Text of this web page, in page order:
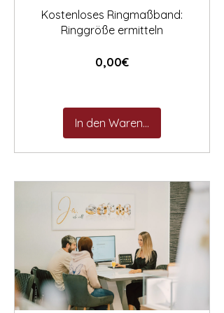
Kostenloses Ringmaßband:
Ringgröße ermitteln
0,00€Preis
In den Warenkorb